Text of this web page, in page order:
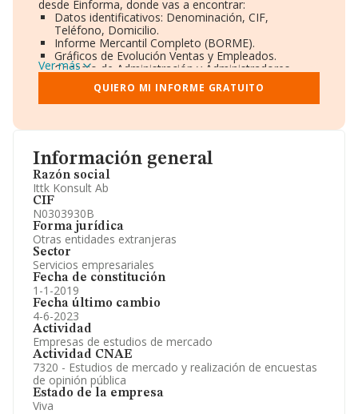
Información general
Razón social
Ittk Konsult Ab
CIF
N0303930B
Forma jurídica
Otras entidades extranjeras
Sector
Servicios empresariales
Fecha de constitución
1-1-2019
Fecha último cambio
4-6-2023
Actividad
Empresas de estudios de mercado
Actividad CNAE
7320 - Estudios de mercado y realización de encuestas
de opinión pública
Estado de la empresa
Viva
desde Einforma, donde vas a encontrar:
Datos identificativos: Denominación, CIF,
Teléfono, Domicilio.
Informe Mercantil Completo (BORME).
Gráficos de Evolución Ventas y Empleados.
Consejo de Administración y Administradores.
Directivos y Ejecutivos.
Accionistas.
Participaciones y Vinculaciones en otras empresas.
Información oficial y registral complementaria.
Ver más
QUIERO MI INFORME GRATUITO